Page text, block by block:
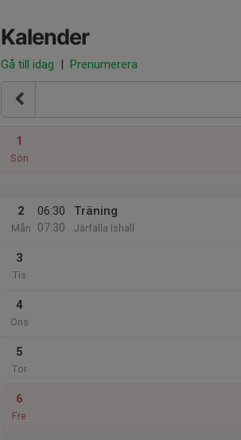
Kalender
Gå till idag | Prenumerera
1
Sön
2
Mån
06:30
07:30
Träning
Järfälla Ishall
3
Tis
4
Ons
5
Tor
6
Fre